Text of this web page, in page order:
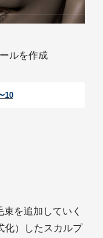
ルを作成
10︎
束を追加していく
化）したスカルプ